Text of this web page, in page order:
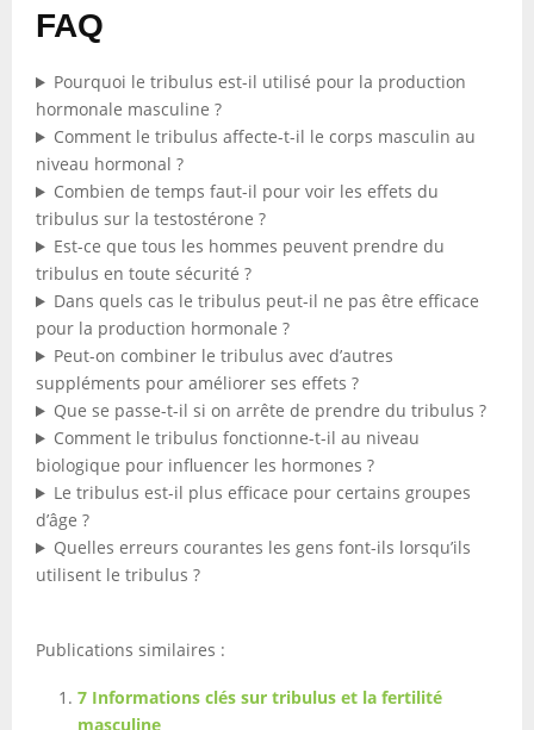
FAQ
Pourquoi le tribulus est-il utilisé pour la production
hormonale masculine ?
Comment le tribulus affecte-t-il le corps masculin au
niveau hormonal ?
Combien de temps faut-il pour voir les effets du
tribulus sur la testostérone ?
Est-ce que tous les hommes peuvent prendre du
tribulus en toute sécurité ?
Dans quels cas le tribulus peut-il ne pas être efficace
pour la production hormonale ?
Peut-on combiner le tribulus avec d’autres
suppléments pour améliorer ses effets ?
Que se passe-t-il si on arrête de prendre du tribulus ?
Comment le tribulus fonctionne-t-il au niveau
biologique pour influencer les hormones ?
Le tribulus est-il plus efficace pour certains groupes
d’âge ?
Quelles erreurs courantes les gens font-ils lorsqu’ils
utilisent le tribulus ?
Publications similaires :
7 Informations clés sur tribulus et la fertilité
masculine